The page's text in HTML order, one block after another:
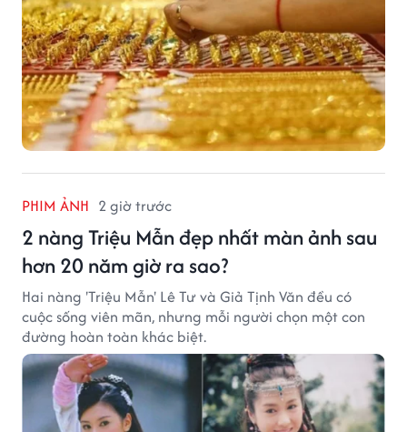
PHIM ẢNH 2 giờ trước
2 nàng Triệu Mẫn đẹp nhất màn ảnh sau
hơn 20 năm giờ ra sao?
Hai nàng 'Triệu Mẫn' Lê Tư và Giả Tịnh Văn đều có
cuộc sống viên mãn, nhưng mỗi người chọn một con
đường hoàn toàn khác biệt.